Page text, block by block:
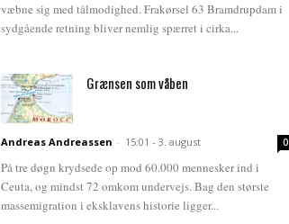
væbne sig med tålmodighed. Frakørsel 63 Bramdrupdam i
sydgående retning bliver nemlig spærret i cirka...
Grænsen som våben
Andreas Andreassen - 15:01 - 3. august 0
På tre døgn krydsede op mod 60.000 mennesker ind i
Ceuta, og mindst 72 omkom undervejs. Bag den største
massemigration i eksklavens historie ligger...